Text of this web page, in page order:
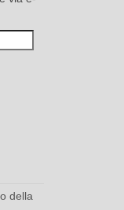
della